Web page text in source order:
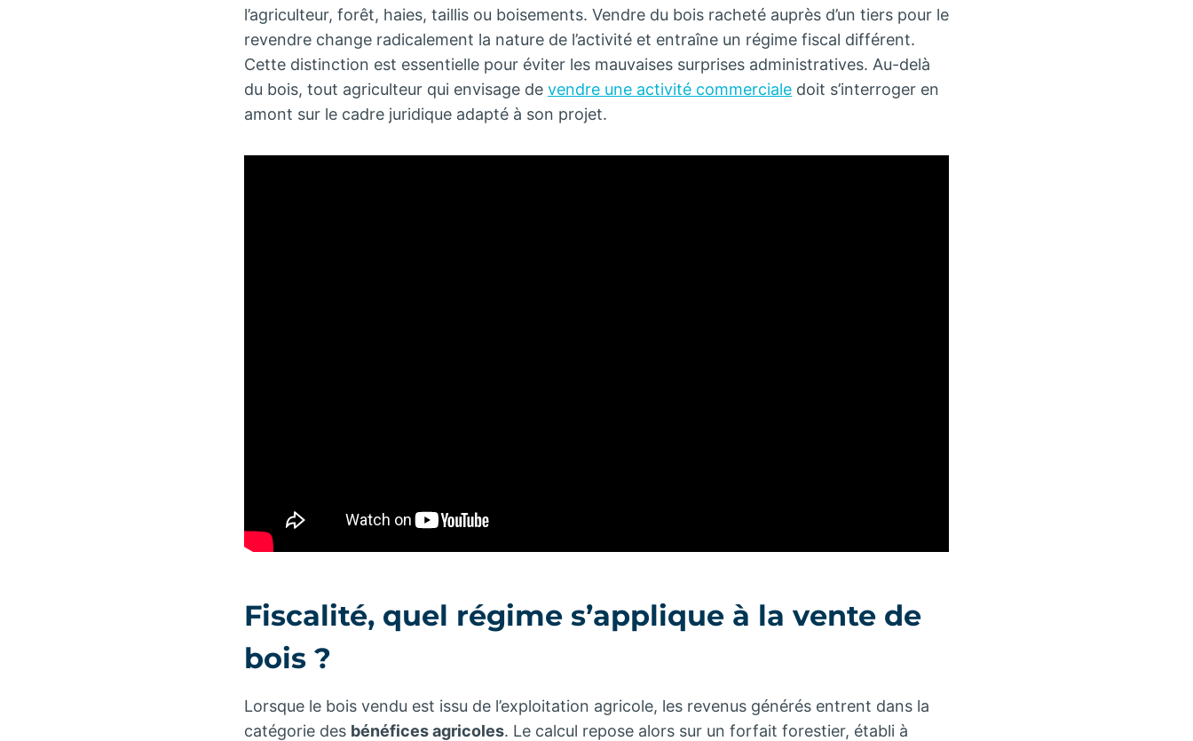
l’agriculteur, forêt, haies, taillis ou boisements. Vendre du bois racheté auprès d’un tiers pour le
revendre change radicalement la nature de l’activité et entraîne un régime fiscal différent.
Cette distinction est essentielle pour éviter les mauvaises surprises administratives. Au-delà
du bois, tout agriculteur qui envisage de vendre une activité commerciale doit s’interroger en
amont sur le cadre juridique adapté à son projet.
Fiscalité, quel régime s’applique à la vente de
bois ?
Lorsque le bois vendu est issu de l’exploitation agricole, les revenus générés entrent dans la
catégorie des bénéfices agricoles. Le calcul repose alors sur un forfait forestier, établi à